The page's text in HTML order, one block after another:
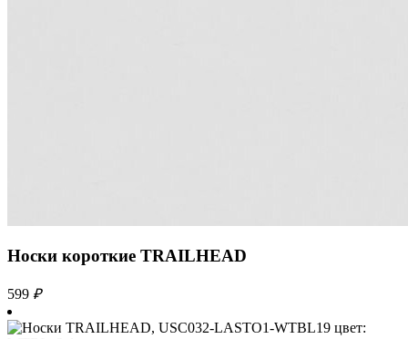
Носки короткие TRAILHEAD
599 ₽